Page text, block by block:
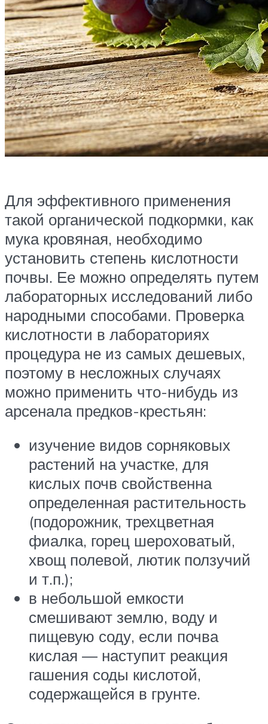
Для эффективного применения
такой органической подкормки, как
мука кровяная, необходимо
установить степень кислотности
почвы. Ее можно определять путем
лабораторных исследований либо
народными способами. Проверка
кислотности в лабораториях
процедура не из самых дешевых,
поэтому в несложных случаях
можно применить что-нибудь из
арсенала предков-крестьян:
изучение видов сорняковых
растений на участке, для
кислых почв свойственна
определенная растительность
(подорожник, трехцветная
фиалка, горец шероховатый,
хвощ полевой, лютик ползучий
и т.п.);
в небольшой емкости
смешивают землю, воду и
пищевую соду, если почва
кислая — наступит реакция
гашения соды кислотой,
содержащейся в грунте.